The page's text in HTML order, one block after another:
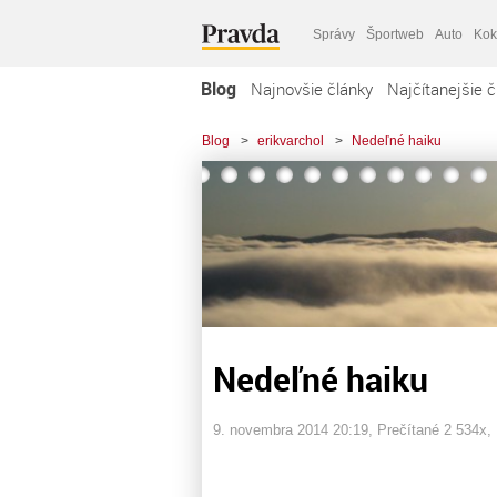
Správy Športweb Auto
Blog Najnovšie články Najčítanejšie
Blog > erikvarchol > Nedeľné haiku
Nedeľné haiku
9. novembra 2014 20:19 , Prečítané 2 534x,